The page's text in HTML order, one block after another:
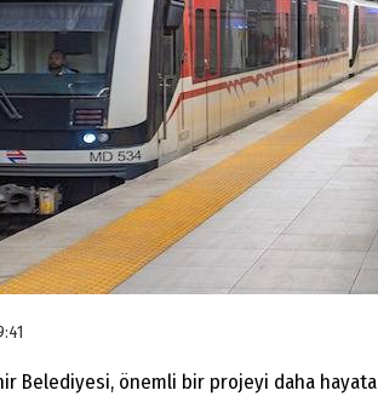
Belediyesi, önemli bir projeyi daha